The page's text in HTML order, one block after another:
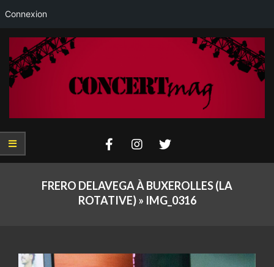
Connexion
Skip
content
Concertmag
NavigationFRERO DELAVEGA À BUXEROLLES (LA
ROTATIVE) » IMG_0316